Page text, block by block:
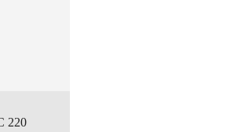
220